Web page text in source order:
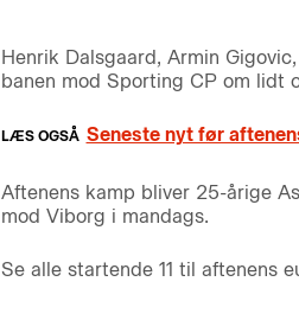
Henrik Dalsgaard, Armin
banen mod Sporting CP om lidt
Seneste nyt før
Aftenens kamp bliver 25-årige
mod Viborg i mandags.
Se alle startende 11 til aftenens